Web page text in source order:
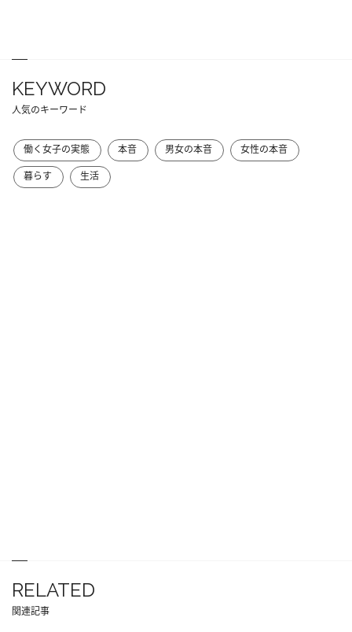
KEYWORD
人気のキーワード
働く女子の実態 本音 男女の本音
女性の本音
暮らす
生活
RELATED
関連記事